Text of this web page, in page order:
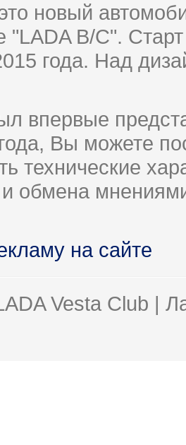
новый
B/C".
года. Над
впервые
Вы можете
технические
обмена
на сайте
Vesta Club |